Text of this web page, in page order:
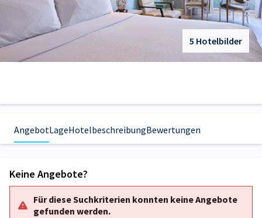
5 Hotelbilder
AngebotLageHotelbeschreibungBewertungen
Keine Angebote?
Für diese Suchkriterien konnten keine Angebote
gefunden werden.